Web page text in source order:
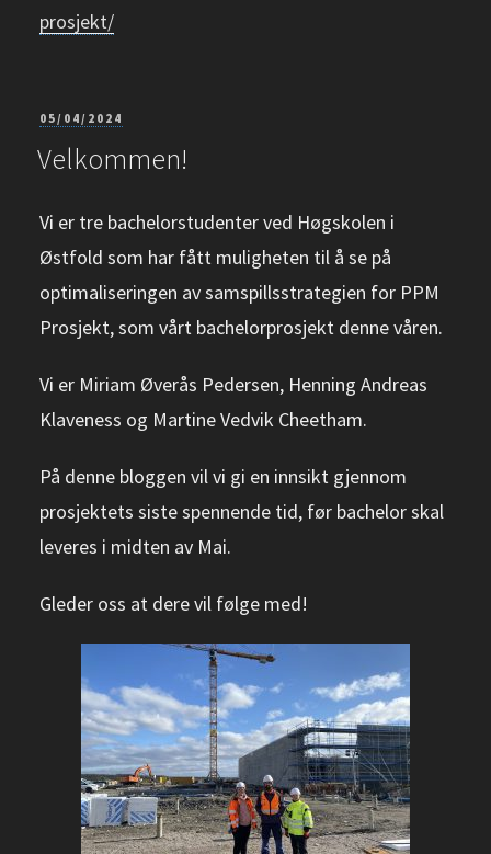
prosjekt/
PUBLISERT
05/04/2024
Velkommen!
Vi er tre bachelorstudenter ved Høgskolen i
Østfold som har fått muligheten til å se på
optimaliseringen av samspillsstrategien for PPM
Prosjekt, som vårt bachelorprosjekt denne våren.
Vi er Miriam Øverås Pedersen, Henning Andreas
Klaveness og Martine Vedvik Cheetham.
På denne bloggen vil vi gi en innsikt gjennom
prosjektets siste spennende tid, før bachelor skal
leveres i midten av Mai.
Gleder oss at dere vil følge med!